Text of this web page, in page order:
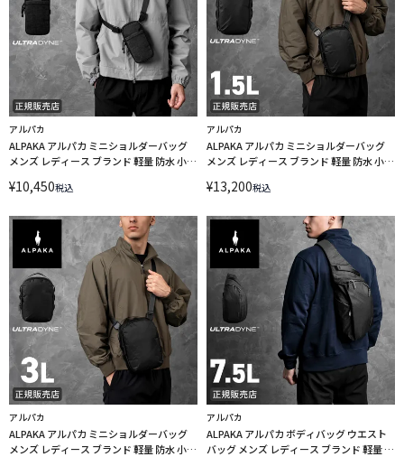
アルパカ
ALPAKA アルパカ ミニショルダーバッグ
メンズ レディース ブランド 軽量 防水 小さ
ケット マックス ウルトラダイン
ULTRADYNE 4294
¥10,450税込
アルパカ
ALPAKA アルパカ ミニショルダーバッグ
メンズ レディース ブランド 軽量 防水 小さ
V2 ウルトラダイン METRO SLING V2
¥13,200税込
アルパカ
ALPAKA アルパカ ミニショルダーバッグ
メンズ レディース ブランド 軽量 防水 小さ
アルパカ
ALPAKA アルパカ ボディバッグ ウエスト
バッグ メンズ レディース ブランド 軽量 防